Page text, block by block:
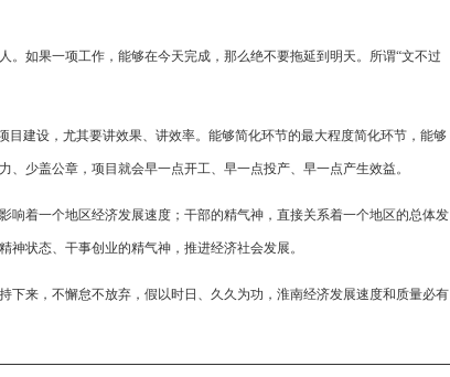
如果一项工作，能够在今天完成，那么绝不要拖延到明天。所谓“文不过
目建设，尤其要讲效果、讲效率。能够简化环节的最大程度简化环节，能够
少盖公章，项目就会早一点开工、早一点投产、早一点产生效益。
响着一个地区经济发展速度；干部的精气神，直接关系着一个地区的总体发
状态、干事创业的精气神，推进经济社会发展。
下来，不懈怠不放弃，假以时日、久久为功，淮南经济发展速度和质量必有